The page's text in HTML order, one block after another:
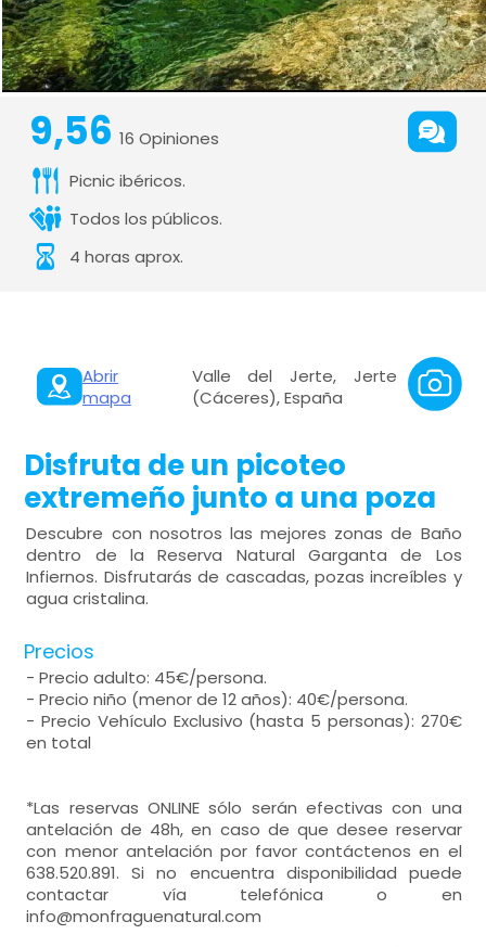
9,56 16 Opiniones
Picnic ibéricos.
Todos los públicos.
4 horas aprox.
Abrir
mapa
Valle del Jerte, Jerte
(Cáceres), España
Disfruta de un picoteo
extremeño junto a una poza
Descubre con nosotros las mejores zonas de Baño
dentro de la Reserva Natural Garganta de Los
Infiernos. Disfrutarás de cascadas, pozas increíbles y
agua cristalina.
Precios
- Precio adulto: 45€/persona.
- Precio niño (menor de 12 años): 40€/persona.
- Precio Vehículo Exclusivo (hasta 5 personas): 270€
en total
*Las reservas ONLINE sólo serán efectivas con una
antelación de 48h, en caso de que desee reservar
con menor antelación por favor contáctenos en el
638.520.891. Si no encuentra disponibilidad puede
contactar vía telefónica o en
info@monfraguenatural.com